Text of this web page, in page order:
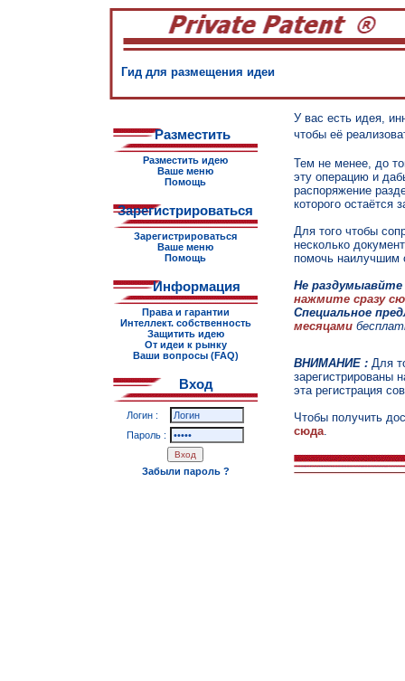
Гид для размещения идеи
Разместить
Разместить идею
Ваше меню
Помощь
Зарегистрироваться
Зарегистрироваться
Ваше меню
Помощь
Информация
Права и гарантии
Интеллект. собственность
Защитить идею
От идеи к рынку
Ваши вопросы (FAQ)
Вход
Логин :
Пароль :
Забыли пароль ?
У вас есть идея,
чтобы её
Тем не менее, до
эту операцию и
распоряжение
которого остаётся
Для того чтобы
несколько
помочь наилучшим
Не
нажмите сразу
Специальное
месяцами
ВНИМАНИЕ : Для
зарегистрированы
эта регистрация
Чтобы получить
сюда.